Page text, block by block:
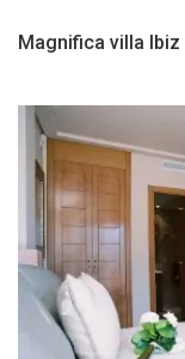
Magnifica villa Ibiz